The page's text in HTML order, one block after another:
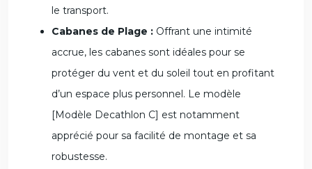
le transport.
Cabanes de Plage : Offrant une intimité
accrue, les cabanes sont idéales pour se
protéger du vent et du soleil tout en profitant
d’un espace plus personnel. Le modèle
[Modèle Decathlon C] est notamment
apprécié pour sa facilité de montage et sa
robustesse.